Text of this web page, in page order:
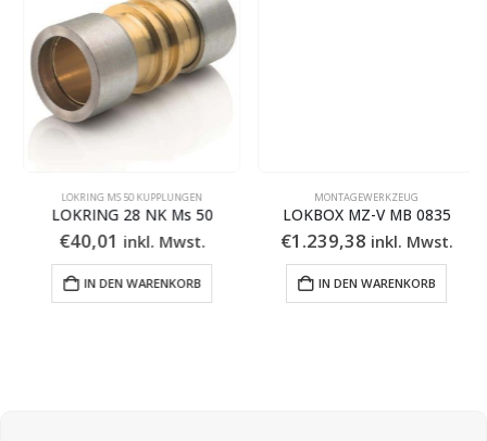
LOKRING MS 50 KUPPLUNGEN
LOKRING 28 NK Ms 50
€40,01 inkl. Mwst.
IN DEN WARENKORB
MONTAGEWERKZEUG
LOKBOX MZ-V MB 0835
€1.239,38 inkl. Mwst.
IN DEN WARENKORB